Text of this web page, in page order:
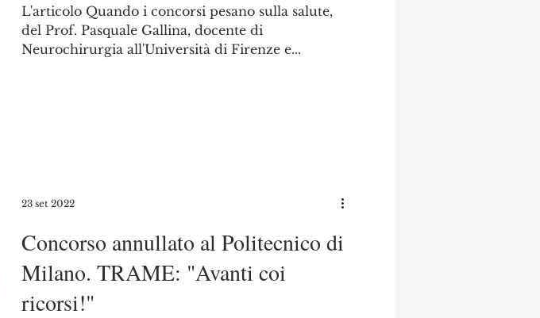
L'articolo Quando i concorsi pesano sulla salute,
del Prof. Pasquale Gallina, docente di
Neurochirurgia all'Università di Firenze e...
Concorso annullato al Politecnico di
Milano. TRAME: "Avanti coi
ricorsi!"
23 set 2022